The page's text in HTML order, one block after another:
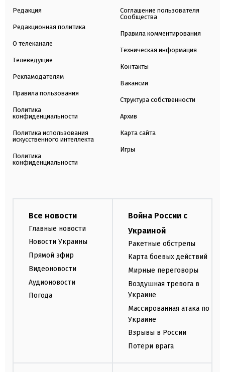
Редакция
Редакционная политика
О телеканале
Телеведущие
Рекламодателям
Правила пользования
Политика
конфиденциальности
Политика использования
искусственного интеллекта
Политика
конфиденциальности
Соглашение пользователя
Сообщества
Правила комментирования
Техническая информация
Контакты
Вакансии
Структура собственности
Архив
Карта сайта
Игры
Все новости
Главные новости
Новости Украины
Прямой эфир
Видеоновости
Аудионовости
Погода
Война России с
Украиной
Ракетные обстрелы
Карта боевых действий
Мирные переговоры
Воздушная тревога в
Украине
Массированная атака по
Украине
Взрывы в России
Потери врага